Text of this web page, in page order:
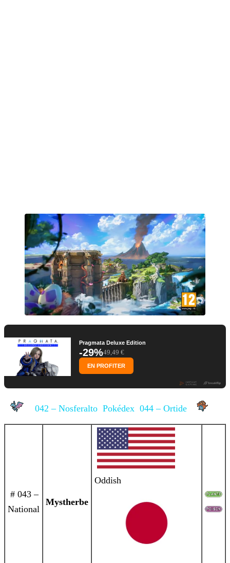
Pragmata Deluxe Edition
-29%49,49 €
EN PROFITER
042 – Nosferalto Pokédex 044 – Ortide
# 043 –
National
Mystherbe
Oddish